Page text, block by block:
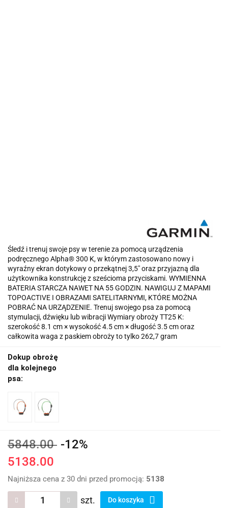
Śledź i trenuj swoje psy w terenie za pomocą urządzenia
podręcznego Alpha® 300 K, w którym zastosowano nowy i
wyraźny ekran dotykowy o przekątnej 3,5″ oraz przyjazną dla
użytkownika konstrukcję z sześcioma przyciskami. WYMIENNA
BATERIA STARCZA NAWET NA 55 GODZIN. NAWIGUJ Z MAPAMI
TOPOACTIVE I OBRAZAMI SATELITARNYMI, KTÓRE MOŻNA
POBRAĆ NA URZĄDZENIE. Trenuj swojego psa za pomocą
stymulacji, dźwięku lub wibracji Wymiary obroży TT25 K:
szerokość 8.1 cm × wysokość 4.5 cm × długość 3.5 cm oraz
całkowita waga z paskiem obroży to tylko 262,7 gram
Dokup obrożę
dla kolejnego
psa:
5848.00 -12%
5138.00
Najniższa cena z 30 dni przed promocją: 5138
szt. Do koszyka